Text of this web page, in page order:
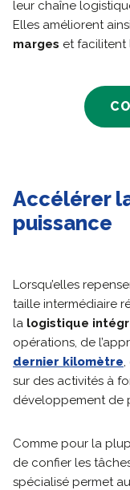
leur chaîne
Elles améliorent
marges et facilitent
Accélérer
puissance
Lorsqu’elles
taille intermédiaire
la logistique
opérations, de
dernier kilomètre
sur des activités à
développement de
Comme pour la
de confier les
spécialisé permet